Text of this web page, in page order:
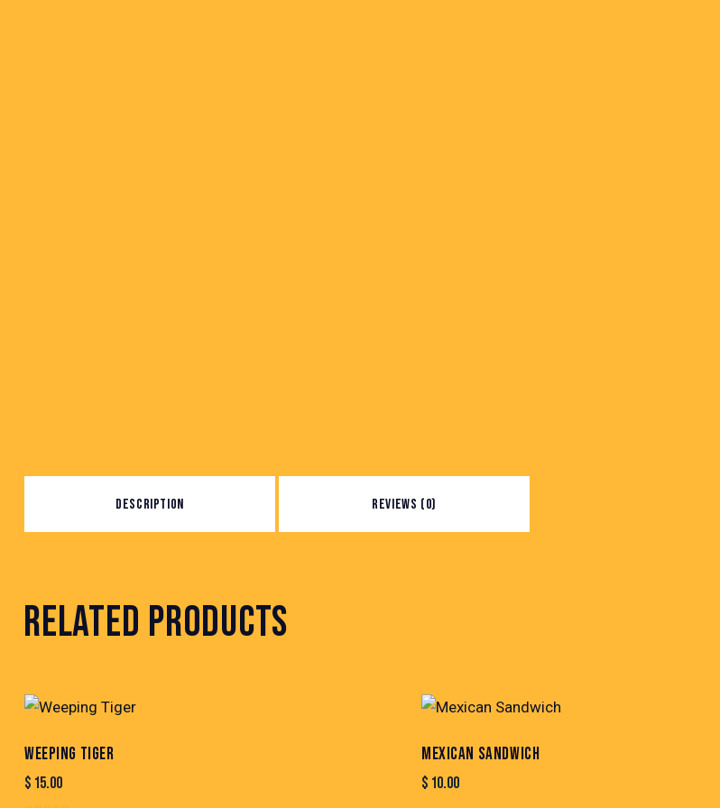
DESCRIPTION REVIEWS (0)
RELATED PRODUCTS
WEEPING TIGER
$ 15.00
MEXICAN SANDWICH
$ 10.00